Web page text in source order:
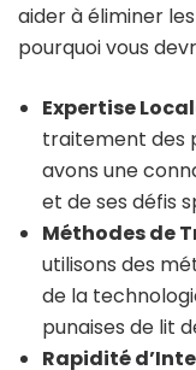
aider à éliminer
pourquoi vous
Expertise
traitement des
avons une
et de ses défis
Méthodes de
utilisons des
de la
punaises de lit
Rapidité